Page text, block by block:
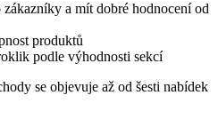
a mít dobré hodnocení od
produktů
podle výhodnosti sekcí
se objevuje až od šesti nabídek